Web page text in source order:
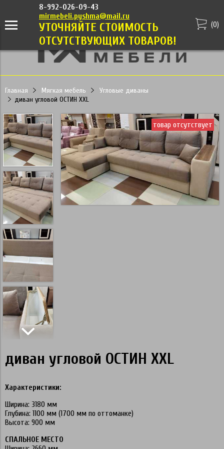
8-992-026-09-43
mirmebeli.pyshma@mail.ru
УТОЧНЯЙТЕ СТОИМОСТЬ
ОТСУТСТВУЮЩИХ ТОВАРОВ!
(0)
Главная Мягкая мебель
Угловые диваны
диван угловой ОСТИН XXL
товар отсутствует
диван угловой ОСТИН XXL
Характеристики:
Ширина: 3180 мм
Глубина: 1100 мм (1700 мм по оттоманке)
Высота: 900 мм
СПАЛЬНОЕ МЕСТО